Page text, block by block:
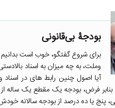
بودجۀ بی‌قانونی
برای شروع گفتگو، خوب است بدانیم
وملت، به چه میزان به اسناد
آیا اصول چنین رابط های در
فرض، بودجه یک مقطع یک ساله از
پنج یا ده درصد از بودجه سالانه